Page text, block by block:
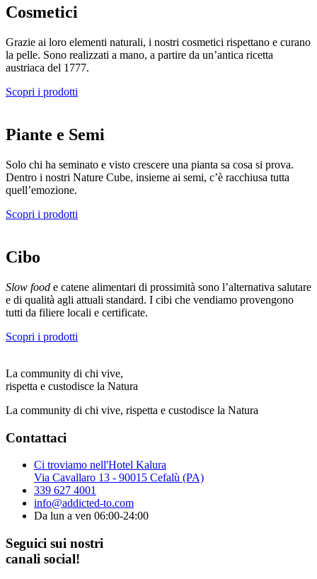
Cosmetici
Grazie ai loro elementi naturali, i nostri cosmetici rispettano e curano
la pelle. Sono realizzati a mano, a partire da un’antica ricetta
austriaca del 1777.
Scopri i prodotti
Piante e Semi
Solo chi ha seminato e visto crescere una pianta sa cosa si prova.
Dentro i nostri Nature Cube, insieme ai semi, c’è racchiusa tutta
quell’emozione.
Scopri i prodotti
Cibo
Slow food e catene alimentari di prossimità sono l’alternativa salutare
e di qualità agli attuali standard. I cibi che vendiamo provengono
tutti da filiere locali e certificate.
Scopri i prodotti
La community di chi vive,
rispetta e custodisce la Natura
La community di chi vive, rispetta e custodisce la Natura
Contattaci
Ci troviamo nell'Hotel Kalura
Via Cavallaro 13 - 90015 Cefalù (PA)
339 627 4001
info@addicted-to.com
Da lun a ven 06:00-24:00
Seguici sui nostri
canali social!